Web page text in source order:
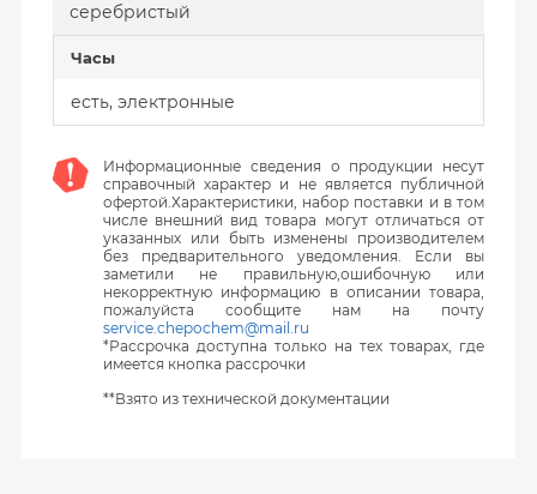
серебристый
Часы
есть, электронные
Информационные сведения о продукции несут
справочный характер и не является публичной
офертой.Характеристики, набор поставки и в том
числе внешний вид товара могут отличаться от
указанных или быть изменены производителем
без предварительного уведомления. Если вы
заметили не правильную,ошибочную или
некорректную информацию в описании товара,
пожалуйста сообщите нам на почту
service.chepochem@mail.ru
*Рассрочка доступна только на тех товарах, где
имеется кнопка рассрочки
**Взято из технической документации